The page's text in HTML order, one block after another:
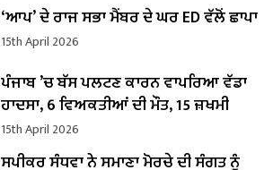
‘ਆਪ’ ਦੇ ਰਾਜ ਸਭਾ ਮੈਂਬਰ ਦੇ ਘਰ ED ਵੱਲੋਂ ਛਾਪਾ
15th April 2026
ਪੰਜਾਬ ’ਚ ਬੱਸ ਪਲਟਣ ਕਾਰਨ ਵਾਪਰਿਆ ਵੱਡਾ
ਹਾਦਸਾ, 6 ਵਿਅਕਤੀਆਂ ਦੀ ਮੌਤ, 15 ਜ਼ਖਮੀ
15th April 2026
ਸਪੀਕਰ ਸੰਧਵਾ ਨੇ ਸਮਾਣਾ ਮੋਰਚੇ ਦੀ ਸੰਗਤ ਨੂੰ